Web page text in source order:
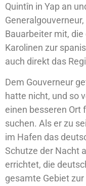
Quintîn in Yap an
Bauarbeiter mit,
Karolinen zur
auch direkt das
Dem Gouverneur
hatte nicht, und so
einen besseren Ort
suchen. Als er zu
im Hafen das
Schutze der Nacht
errichtet, die
gesamte Gebiet